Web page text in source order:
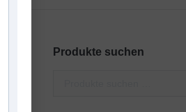
Produkte suchen